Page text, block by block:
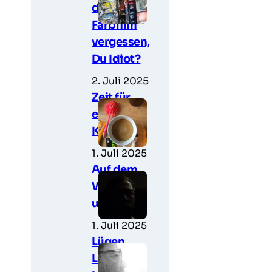
den
Farbfilm
vergessen,
Du Idiot?
2. Juli 2025
Zeit für
einen
Kaffee
1. Juli 2025
Auf dem
Weg nach
unten
1. Juli 2025
Lügen,
Lügen,